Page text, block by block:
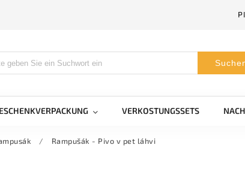
VERKOSTUNGSSETS
/ Rampušák - Pivo v pet láhvi